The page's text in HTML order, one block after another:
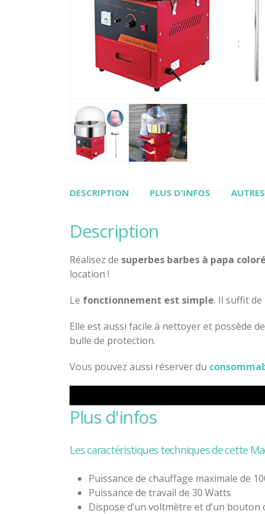
DESCRIPTION PLUS D'INFOS
description
Réalisez de superbes barbes à papa
location !
Le fonctionnement est simple. Il suffit
Elle est aussi facile à nettoyer et possède
bulle de protection.
Vous pouvez aussi réserver du
plus d'infos
Les caractéristiques techniques de cette
Puissance de chauffage maximale de
Puissance de travail de 30 Watts
Dispose d’un voltmètre et d’un